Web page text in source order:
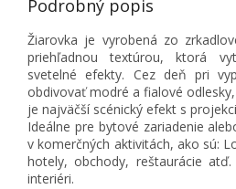
Podrobný popis
Žiarovka je vyrobená zo
priehľadnou textúrou, ktorá
svetelné efekty. Cez deň pri
obdivovať modré a fialové
je najväčší scénický efekt s
Ideálne pre bytové zariadenie
v komerčných aktivitách, ako sú:
hotely, obchody, reštaurácie
interiéri.